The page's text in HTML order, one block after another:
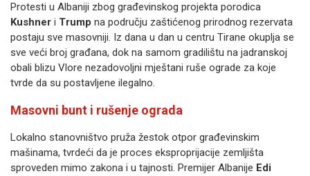
Protesti u Albaniji zbog građevinskog projekta porodica
Kushner i Trump na području zaštićenog prirodnog rezervata
postaju sve masovniji. Iz dana u dan u centru Tirane okuplja se
sve veći broj građana, dok na samom gradilištu na jadranskoj
obali blizu Vlore nezadovoljni mještani ruše ograde za koje
tvrde da su postavljene ilegalno.
Masovni bunt i rušenje ograda
Lokalno stanovništvo pruža žestok otpor građevinskim
mašinama, tvrdeći da je proces eksproprijacije zemljišta
sproveden mimo zakona i u tajnosti. Premijer Albanije Edi